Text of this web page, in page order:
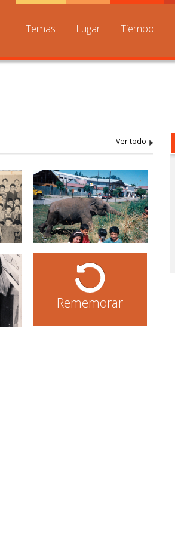
Temas Lugar Tiempo
Rememorar